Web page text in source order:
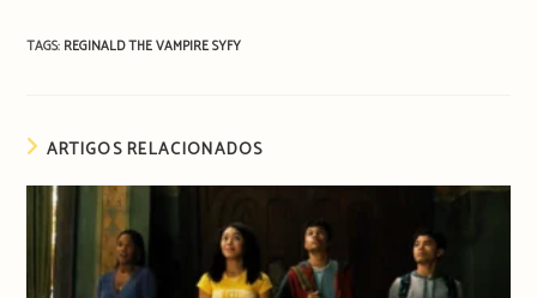
TAGS: REGINALD THE VAMPIRESYFY
ARTIGOS RELACIONADOS